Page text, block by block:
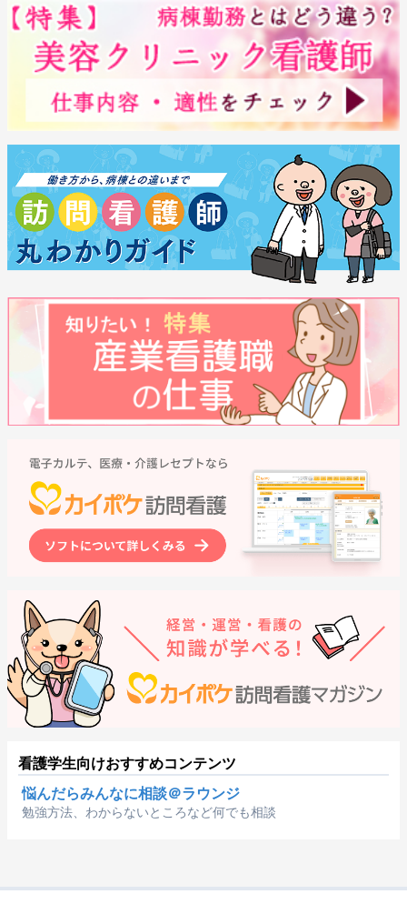
看護学生向けおすすめコンテンツ
悩んだらみんなに相談＠ラウンジ
勉強方法、わからないところなど何でも相談